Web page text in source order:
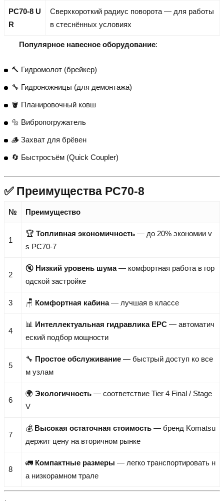
PC70-8 U
R
Сверхкороткий радиус поворота — для работы
в стеснённых условиях
Популярное навесное оборудование:
🔨 Гидромолот (брейкер)
🔧 Гидроножницы (для демонтажа)
🪣 Планировочный ковш
🔩 Вибропогружатель
🪵 Захват для брёвен
🔄 Быстросъём (Quick Coupler)
✅ Преимущества PC70-8
№ Преимущество
1
🏆 Топливная экономичность — до 20% экономии v
s PC70-7
2
🔇 Низкий уровень шума— комфортная работа в гор
одской застройке
3 🪑 Комфортная кабина— лучшая в классе
4
📊 Интеллектуальная гидравлика EPC — автоматич
еский подбор мощности
5
🔧 Простое обслуживание — быстрый доступ ко все
м узлам
6
🌍 Экологичность — соответствие Tier 4 Final / Stage
V
7
💰 Высокая остаточная стоимость — бренд Komatsu
держит цену на вторичном рынке
8
🚛 Компактные размеры — легко транспортировать н
а низкорамном трале